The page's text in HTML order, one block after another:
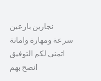
نجارين بارعين
سرعة ومهارة وامانة
اتمنى لكم التوفيق
انصح بهم